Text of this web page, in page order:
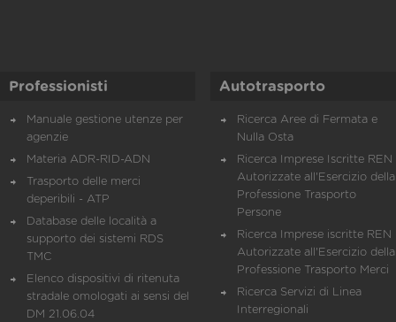
Professionisti
Manuale gestione utenze per
agenzie
Materia ADR-RID-ADN
Trasporto delle merci
deperibili - ATP
Database delle località a
supporto dei sistemi RDS
TMC
Elenco dispositivi di ritenuta
stradale omologati ai sensi del
DM 21.06.04
Autotrasporto
Ricerca Aree di Fermata e
Nulla Osta
Ricerca Imprese Iscritte REN
Autorizzate all'Esercizio della
Professione Trasporto
Persone
Ricerca Imprese iscritte REN
Autorizzate all'Esercizio della
Professione Trasporto Merci
Ricerca Servizi di Linea
Interregionali